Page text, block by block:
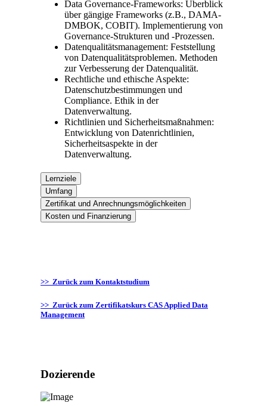
Data Governance-Frameworks: Überblick
über gängige Frameworks (z.B., DAMA-
DMBOK, COBIT). Implementierung von
Governance-Strukturen und -Prozessen.
Datenqualitätsmanagement: Feststellung
von Datenqualitätsproblemen. Methoden
zur Verbesserung der Datenqualität.
Rechtliche und ethische Aspekte:
Datenschutzbestimmungen und
Compliance. Ethik in der
Datenverwaltung.
Richtlinien und Sicherheitsmaßnahmen:
Entwicklung von Datenrichtlinien,
Sicherheitsaspekte in der
Datenverwaltung.
Lernziele
Umfang
Zertifikat und Anrechnungsmöglichkeiten
Kosten und Finanzierung
>> Zurück zum Kontaktstudium
>> Zurück zum Zertifikatskurs CAS Applied Data
Management
Dozierende